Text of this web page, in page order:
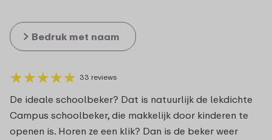
★★★★★
★★★★★ 33 reviews
De ideale schoolbeker? Dat is natuurlijk de lekdichte
Campus schoolbeker, die makkelijk door kinderen te
openen is. Horen ze een klik? Dan is de beker weer
Bedruk met naam